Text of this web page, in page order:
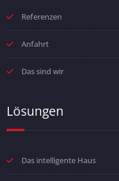
Referenzen
Anfahrt
Das sind wir
Lösungen
Das intelligente Haus